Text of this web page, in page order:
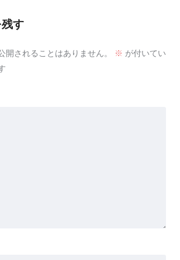
す
開されることはありません。 ※ が付いてい